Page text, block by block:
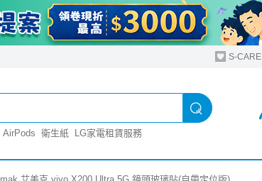
S-CARE
AirPods 衛生紙 LG家電租賃服務